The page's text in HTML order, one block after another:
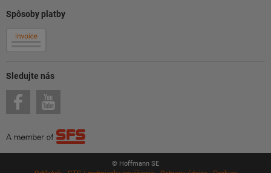
Sledujte nás
Spôsoby platby
© Hoffmann SE